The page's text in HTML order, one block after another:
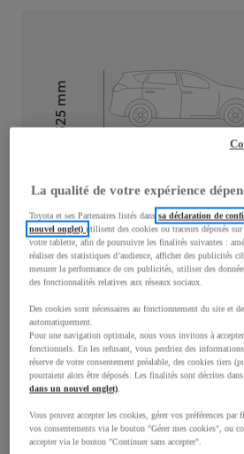
Hauteur
1 525
mm
Consommation mixte
Consommation mixte
Émissions CO2
La qualité de votre expérience
Toyota et ses Partenaires listés danssa déclaration de
nouvel onglet)utilisent des cookies ou traceurs déposés
votre tablette, afin de poursuivre les finalités suivantes :
réaliser des statistiques d’audience, afficher des publicités
mesurer la performance de ces publicités, utiliser des
des fonctionnalités relatives aux réseaux sociaux.
Des cookies sont nécessaires au fonctionnement du site et
automatiquement.
Pour une navigation optimale, nous vous invitons à
fonctionnels. En les refusant, vous perdriez des
réserve de votre consentement préalable, des cookies tiers
pourraient alors être déposés. Les finalités sont décrites
dans un nouvel onglet).
Vous pouvez accepter les cookies, gérer vos préférences
vos consentements via le bouton "Gérer mes cookies", ou
accepter via le bouton "Continuer sans accepter".